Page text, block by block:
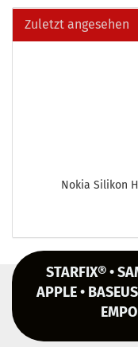
Zuletzt angesehen
Nokia Si­li­kon
STARFIX® •
APPLE •